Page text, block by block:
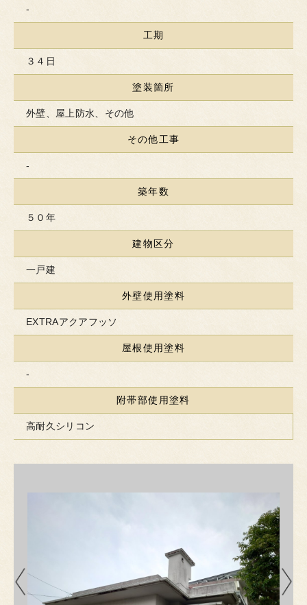
-
工期
３４日
塗装箇所
外壁、屋上防水、その他
その他工事
-
築年数
５０年
建物区分
一戸建
外壁使用塗料
EXTRAアクアフッソ
屋根使用塗料
-
附帯部使用塗料
高耐久シリコン